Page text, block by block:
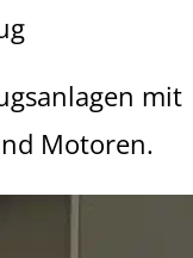
mit
Motoren.